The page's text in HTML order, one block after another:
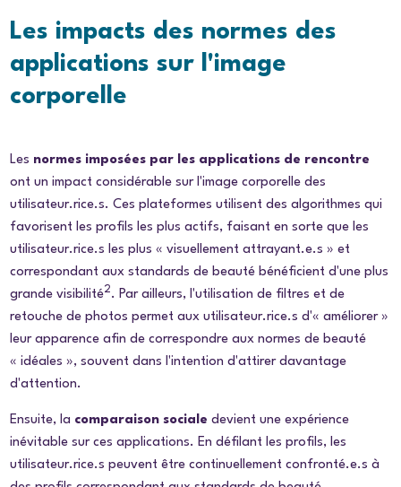
Les impacts des normes des
applications sur l'image
corporelle
Les normes imposées par les applications de rencontre
ont un impact considérable sur l'image corporelle des
utilisateur.rice.s. Ces plateformes utilisent des algorithmes qui
favorisent les profils les plus actifs, faisant en sorte que les
utilisateur.rice.s les plus « visuellement attrayant.e.s » et
correspondant aux standards de beauté bénéficient d'une plus
grande visibilité2. Par ailleurs, l'utilisation de filtres et de
retouche de photos permet aux utilisateur.rice.s d'« améliorer »
leur apparence afin de correspondre aux normes de beauté
« idéales », souvent dans l'intention d'attirer davantage
d'attention.
Ensuite, la comparaison sociale devient une expérience
inévitable sur ces applications. En défilant les profils, les
utilisateur.rice.s peuvent être continuellement confronté.e.s à